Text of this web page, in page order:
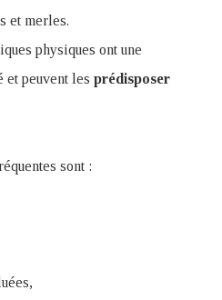
et merles.
physiques ont une
et peuvent les prédisposer
sont :